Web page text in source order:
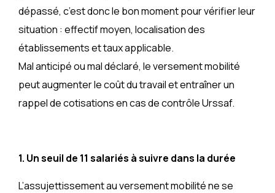
dépassé, c’est donc le bon moment pour vérifier leur
situation : effectif moyen, localisation des
établissements et taux applicable.
Mal anticipé ou mal déclaré, le versement mobilité
peut augmenter le coût du travail et entraîner un
rappel de cotisations en cas de contrôle Urssaf.
1. Un seuil de 11 salariés à suivre dans la durée
L’assujettissement au versement mobilité ne se